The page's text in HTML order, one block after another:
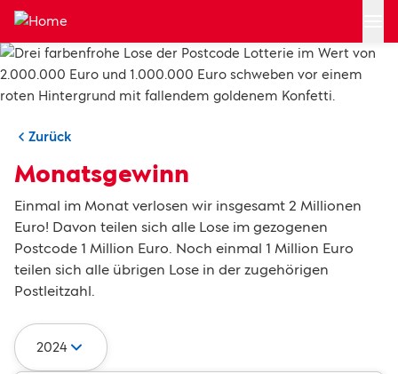
Zum Hauptinhalt springen
Zurück
Monatsgewinn
Einmal im Monat verlosen wir insgesamt 2 Millionen
Euro! Davon teilen sich alle Lose im gezogenen
Postcode 1 Million Euro. Noch einmal 1 Million Euro
teilen sich alle übrigen Lose in der zugehörigen
Postleitzahl.
2024